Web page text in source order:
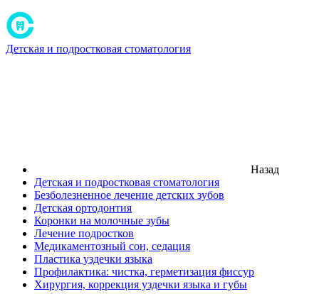
Детская и подростковая стоматология
Назад
Детская и подростковая стоматология
Безболезненное лечение детских зубов
Детская ортодонтия
Коронки на молочные зубы
Лечение подростков
Медикаментозный сон, седация
Пластика уздечки языка
Профилактика: чистка, герметизация фиссур
Хирургия, коррекция уздечки языка и губы